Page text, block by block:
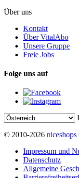
Über uns
Kontakt
Über VitalAbo
Unsere Gruppe
Freie Jobs
Folge uns auf
© 2010-2026
Impressum und
Datenschutz
Allgemeine